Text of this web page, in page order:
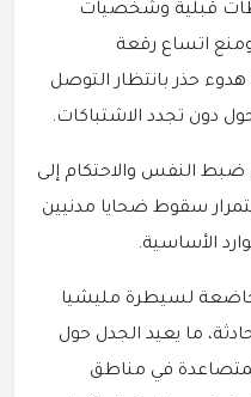
قبلية وشخصيات
اتساع رقعة
حذر بانتظار التوصل
دون تجدد الاشتباكات.
النفس والاحتكام إلى
سقوط ضحايا مدنيين
الأساسية.
لسيطرة مليشيا
ما يعيد الجدل حول
في مناطق